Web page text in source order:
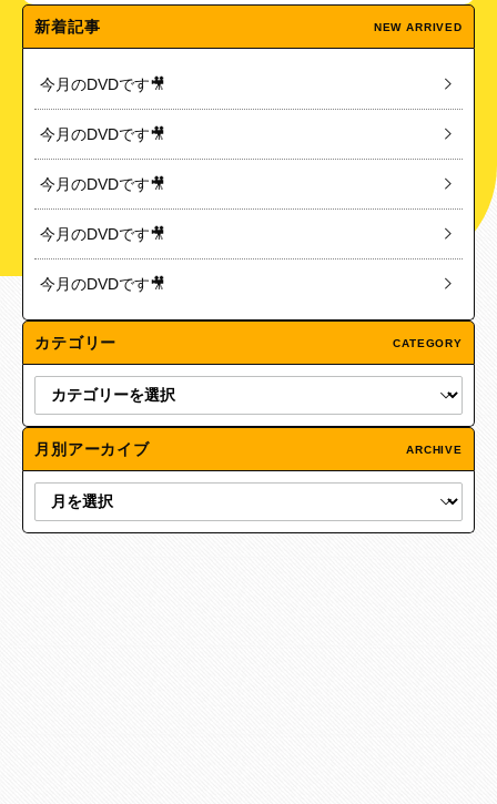
新着記事 NEW ARRIVED
今月のDVDです🎥
今月のDVDです🎥
今月のDVDです🎥
今月のDVDです🎥
今月のDVDです🎥
カテゴリー CATEGORY
月別アーカイブ ARCHIVE